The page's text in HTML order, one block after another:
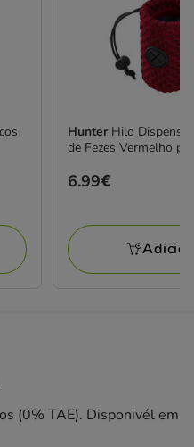
Hunter Hilo
de Fezes Vermelho
Preço
6.99€
(0% TAE). Disponivél em